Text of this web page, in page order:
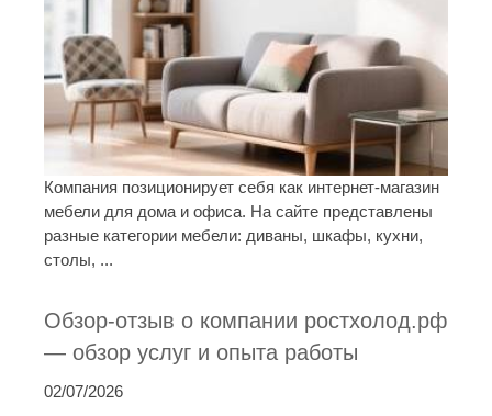
Компания позиционирует себя как интернет-магазин
мебели для дома и офиса. На сайте представлены
разные категории мебели: диваны, шкафы, кухни,
столы, ...
Обзор-отзыв о компании ростхолод.рф
— обзор услуг и опыта работы
02/07/2026